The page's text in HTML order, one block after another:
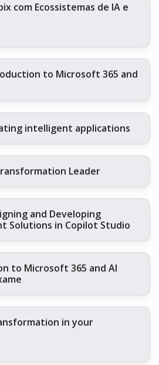
com Ecossistemas de IA e
to Microsoft 365 and
intelligent applications
Leader
and Developing
Solutions in Copilot Studio
to Microsoft 365 and AI
in your